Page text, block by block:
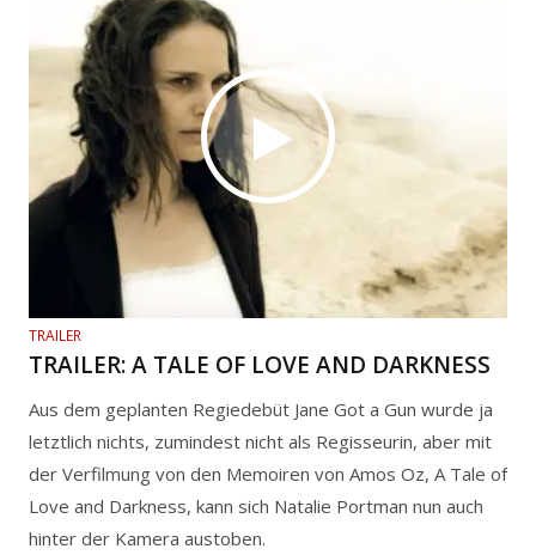
TRAILER
TRAILER: A TALE OF LOVE AND DARKNESS
Aus dem geplanten Regiedebüt Jane Got a Gun wurde ja
letztlich nichts, zumindest nicht als Regisseurin, aber mit
der Verfilmung von den Memoiren von Amos Oz, A Tale of
Love and Darkness, kann sich Natalie Portman nun auch
hinter der Kamera austoben.